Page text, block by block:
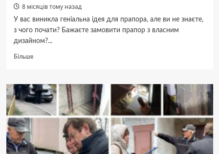
8 місяців тому назад
У вас виникла геніальна ідея для прапора, але ви не знаєте,
з чого почати? Бажаєте замовити прапор з власним
дизайном?...
БільшеДокладніше
прапор
з
власним
дизайном:
дизайн